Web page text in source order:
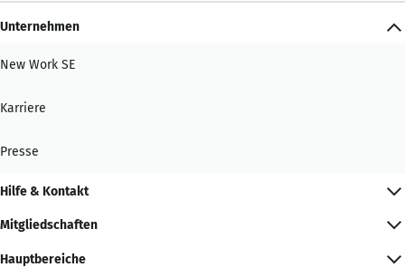
Unternehmen
New Work SE
Karriere
Presse
Hilfe & Kontakt
Mitgliedschaften
Hauptbereiche